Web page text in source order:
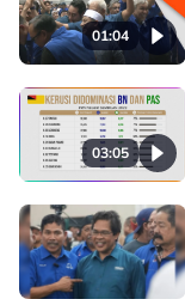
01:04
03:05